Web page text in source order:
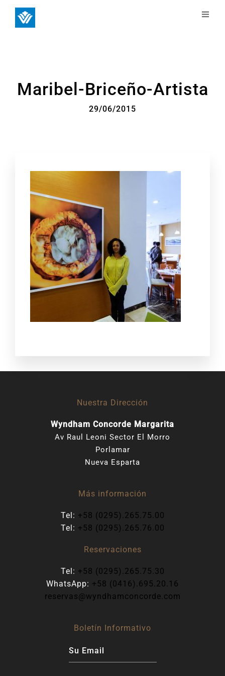
Maribel-Briceño-Artista
29/06/2015
Nuestra Dirección
Wyndham Concorde Margarita
Av Raul Leoni Sector El Morro
Porlamar
Nueva Esparta
Más información
Tel: +58 (0295).265.75.00
Tel: +58 (0295).265.76.00
Reservaciones
Tel: +58 (0295).265.75.30
WhatsApp: +58 (0416).695.20.16
reservas@wyndhamconcorde.com
Boletín Informativo